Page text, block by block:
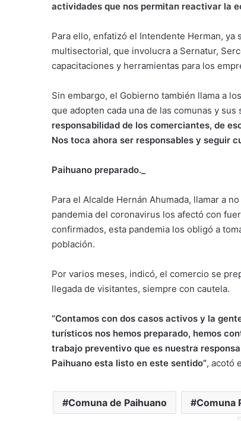
actividades que nos permitan reactivar la
Para ello, enfatizó el Intendente Herman,
multisectorial, que involucra a Sernatur,
capacitaciones y herramientas para los
Sin embargo, el Gobierno también llama a
que adopten cada una de las comunas y sus
responsabilidad de los comerciantes, de
Nos toca ahora ser responsables y seguir
Paihuano preparado._
Para el Alcalde Hernán Ahumada, llamar a
pandemia del coronavirus los afectó con
confirmados, esta pandemia los obligó a
población.
Por varios meses, indicó, el comercio se
llegada de visitantes, siempre con cautela.
“Contamos con dos casos activos y la
turísticos nos hemos preparado, hemos
trabajo preventivo que es nuestra
Paihuano esta listo en este sentido”, acotó
Comuna de Paihuano Comuna